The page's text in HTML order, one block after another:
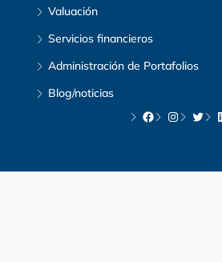
Valuación
Servicios financieros
Administración de Portafolios
Blog/noticias